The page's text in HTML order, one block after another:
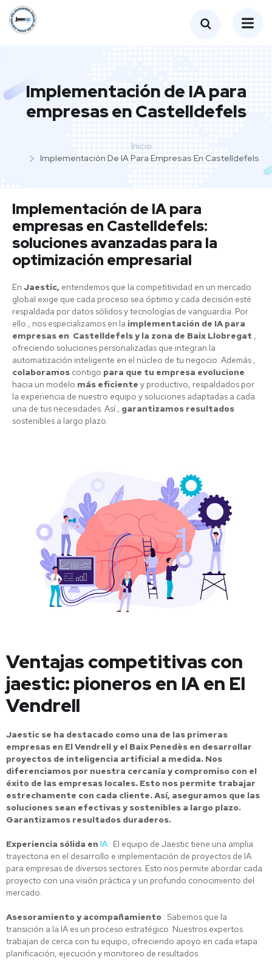
Implementación de IA para
empresas en Castelldefels
Inicio
Implementación De IA Para Empresas En Castelldefels
Implementación de IA para
empresas en Castelldefels:
soluciones avanzadas para la
optimización empresarial
En Jaestic, entendemos que la competitividad en un mercado
global exige que cada proceso sea óptimo y cada decisión esté
respaldada por datos sólidos y tecnologías de vanguardia. Por
ello , nos especializamos en la implementación de IA para
empresas en Castelldefels y la zona de Baix Llobregat ,
ofreciendo soluciones personalizadas que integran la
automatización inteligente en el núcleo de tu negocio. Además ,
colaboramos contigo para que tu empresa evolucione
hacia un modelo más eficiente y productivo, respaldados por
la experiencia de nuestro equipo y soluciones adaptadas a cada
una de tus necesidades. Así , garantizamos resultados
sostenibles a largo plazo.
Ventajas competitivas con
jaestic: pioneros en IA en El
Vendrell
Jaestic se ha destacado como una de las primeras
empresas en El Vendrell y el Baix Penedès en desarrollar
proyectos de inteligencia artificial a medida. Nos
diferenciamos por nuestra cercanía y compromiso con el
éxito de las empresas locales. Esto nos permite trabajar
estrechamente con cada cliente. Así, aseguramos que las
soluciones sean efectivas y sostenibles a largo plazo.
Garantizamos resultados duraderos.
Experiencia sólida en IA : El equipo de Jaestic tiene una amplia
trayectoria en el desarrollo e implementación de proyectos de IA
para empresas de diversos sectores. Esto nos permite abordar cada
proyecto con una visión práctica y un profundo conocimiento del
mercado.
Asesoramiento y acompañamiento : Sabemos que la
transición a la IA es un proceso estratégico. Nuestros expertos
trabajan de cerca con tu equipo, ofreciendo apoyo en cada etapa:
planificación, ejecución y monitoreo de resultados.